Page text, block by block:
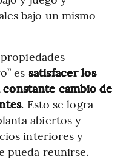
bajo un mismo
es satisfacer los
constante cambio de
. Esto se logra
abiertos y
interiores y
pueda reunirse.